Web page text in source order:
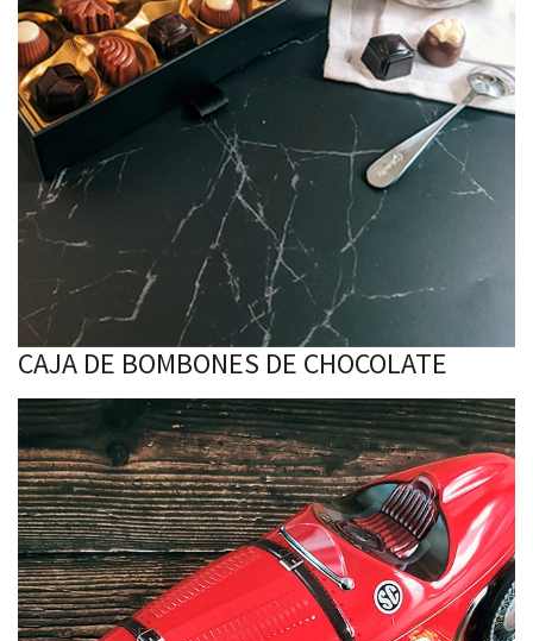
CAJA DE BOMBONES DE CHOCOLATE